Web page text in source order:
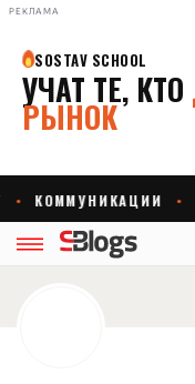
РЕКЛАМА